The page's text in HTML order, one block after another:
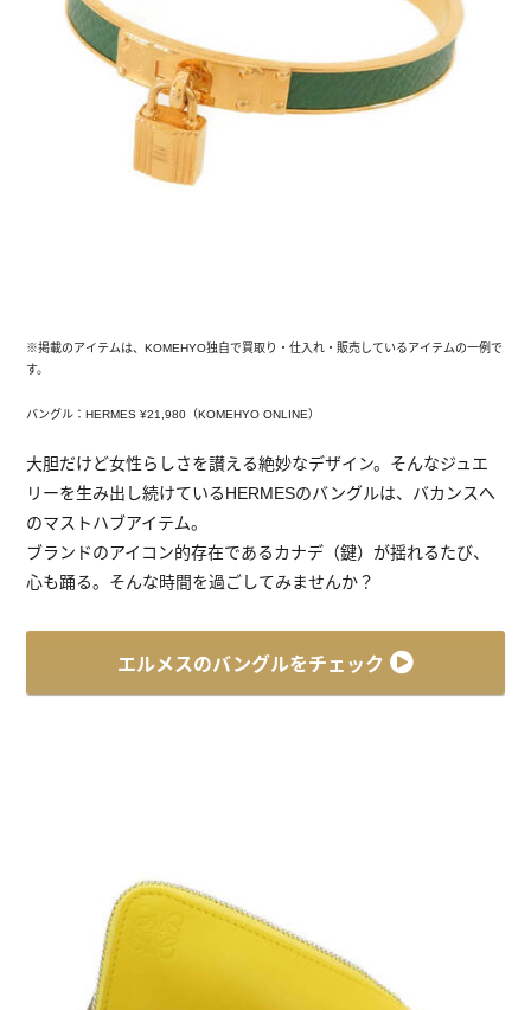
※掲載のアイテムは、KOMEHYO独自で買取り・仕入れ・販売しているアイテムの一例で
す。
バングル：HERMES ¥21,980（KOMEHYO ONLINE）
大胆だけど女性らしさを讃える絶妙なデザイン。そんなジュエ
リーを生み出し続けているHERMESのバングルは、バカンスへ
のマストハブアイテム。
ブランドのアイコン的存在であるカナデ（鍵）が揺れるたび、
心も踊る。そんな時間を過ごしてみませんか？
エルメスのバングルをチェック